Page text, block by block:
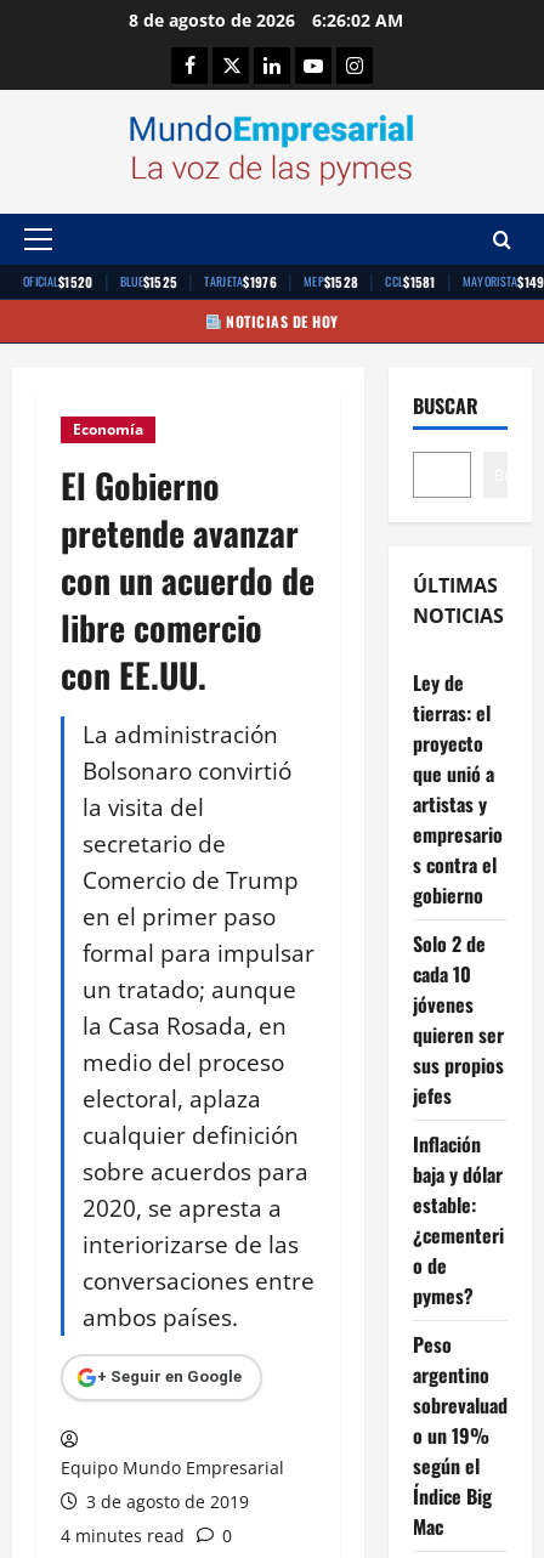
8 de agosto de 2026 6:26:03 AM
Facebook
TwitterLinkedinYoutubeInstagram
Menú
principal
OFICIAL$1520 | BLUE$1525 | TARJETA$1976 | MEP$1528 | CCL$1581 | MAYORISTA
NOTICIAS DE HOY
Economía
El Gobierno
pretende avanzar
con un acuerdo de
libre comercio
con EE.UU.
La administración
Bolsonaro convirtió
la visita del
secretario de
Comercio de Trump
en el primer paso
formal para impulsar
un tratado; aunque
la Casa Rosada, en
medio del proceso
electoral, aplaza
cualquier definición
sobre acuerdos para
2020, se apresta a
interiorizarse de las
conversaciones entre
ambos países.
+ Seguir en Google
Equipo Mundo Empresarial
3 de agosto de 2019
4 minutes read
0
BUSCAR
ÚLTIMAS
NOTICIAS
Ley de
tierras: el
proyecto
que unió a
artistas y
empresario
s contra el
gobierno
Solo 2 de
cada 10
jóvenes
quieren ser
sus propios
jefes
Inflación
baja y dólar
estable:
¿cementeri
o de
pymes?
Peso
argentino
sobrevaluad
o un 19%
según el
Índice Big
Mac